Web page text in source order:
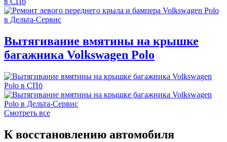
Вытягивание вмятины на крышке
багажника Volkswagen Polo
Смотреть все
К восстановлению автомобиля